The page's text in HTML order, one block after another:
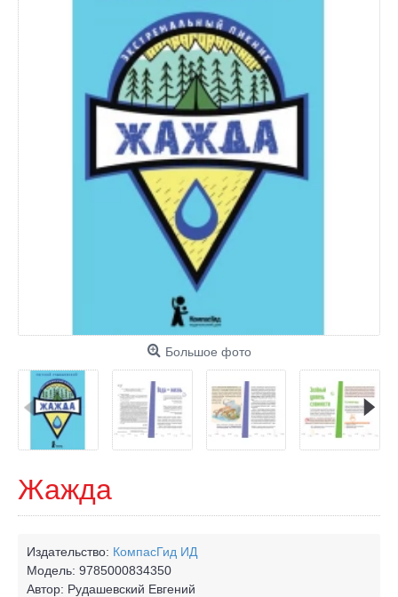
Большое фото
Жажда
Издательство: КомпасГид ИД
Модель: 9785000834350
Автор: Рудашевский Евгений